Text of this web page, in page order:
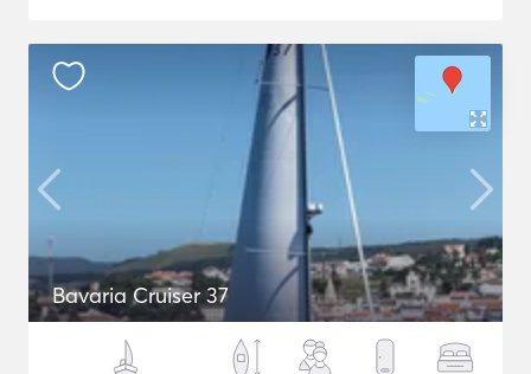
Bavaria Cruiser 37